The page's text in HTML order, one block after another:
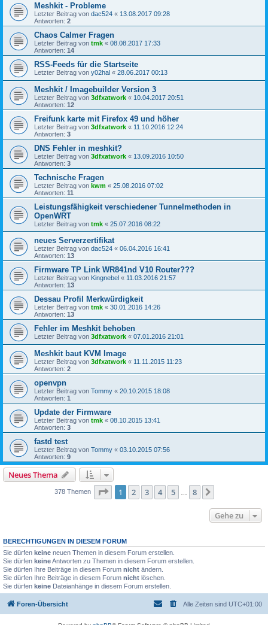
Meshkit - Probleme
Letzter Beitrag von dac524 « 13.08.2017 09:28
Antworten: 2
Chaos Calmer Fragen
Letzter Beitrag von tmk « 08.08.2017 17:33
Antworten: 14
RSS-Feeds für die Startseite
Letzter Beitrag von y02hal « 28.06.2017 00:13
Meshkit / Imagebuilder Version 3
Letzter Beitrag von 3dfxatwork « 10.04.2017 20:51
Antworten: 12
Freifunk karte mit Firefox 49 und höher
Letzter Beitrag von 3dfxatwork « 11.10.2016 12:24
Antworten: 3
DNS Fehler in meshkit?
Letzter Beitrag von 3dfxatwork « 13.09.2016 10:50
Antworten: 3
Technische Fragen
Letzter Beitrag von kwm « 25.08.2016 07:02
Antworten: 11
Leistungsfähigkeit verschiedener Tunnelmethoden in
OpenWRT
Letzter Beitrag von tmk « 25.07.2016 08:22
neues Serverzertifikat
Letzter Beitrag von dac524 « 06.04.2016 16:41
Antworten: 13
Firmware TP Link WR841nd V10 Router???
Letzter Beitrag von Kingnebel « 11.03.2016 21:57
Antworten: 13
Dessau Profil Merkwürdigkeit
Letzter Beitrag von tmk « 30.01.2016 14:26
Antworten: 13
Fehler im Meshkit behoben
Letzter Beitrag von 3dfxatwork « 07.01.2016 21:01
Meshkit baut KVM Image
Letzter Beitrag von 3dfxatwork « 11.11.2015 11:23
Antworten: 2
openvpn
Letzter Beitrag von Tommy « 20.10.2015 18:08
Antworten: 1
Update der Firmware
Letzter Beitrag von tmk « 08.10.2015 13:41
Antworten: 3
fastd test
Letzter Beitrag von Tommy « 03.10.2015 07:56
Antworten: 9
Neues Thema
378 Themen Seite 1von
1 2 3 4 5 8
Gehe zu
BERECHTIGUNGEN IN DIESEM FORUM
Sie dürfen keine neuen Themen in diesem Forum erstellen.
Sie dürfen keineAntworten zu Themen in diesem Forum erstellen.
Sie dürfen Ihre Beiträge in diesem Forum nicht ändern.
Sie dürfen Ihre Beiträge in diesem Forum nicht löschen.
Sie dürfen keine Dateianhänge in diesem Forum erstellen.
Foren-Übersicht Alle Zeiten sind UTC+01:00